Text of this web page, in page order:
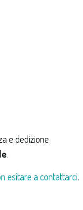
e dedizione
.
esitare a contattarci.